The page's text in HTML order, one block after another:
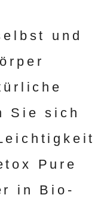
und
Sie sich
Pure
in Bio-